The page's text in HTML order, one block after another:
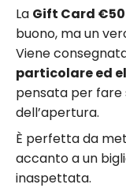
La Gift Card
buono, ma un
Viene
particolare ed
pensata per
dell’apertura.
È perfetta da
accanto a un
inaspettata.